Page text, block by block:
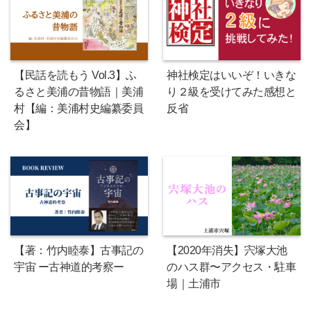
【民話を読もう Vol.3】ふ
るさと美浦の昔物語｜美浦
村【編：美浦村史編纂委員
会】
神社検定はいいぞ！いきな
り２級を受けてみた感想と
反省
【著：竹内睦泰】古事記の
宇宙 ー古神道的考察ー
【2020年消失】宍塚大池
のハス群〜アクセス・駐車
場｜土浦市